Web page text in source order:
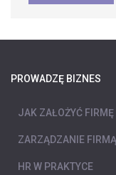
PROWADZĘ BIZNES
JAK ZAŁOŻYĆ FIRMĘ
ZARZĄDZANIE FIRMĄ
HR W PRAKTYCE